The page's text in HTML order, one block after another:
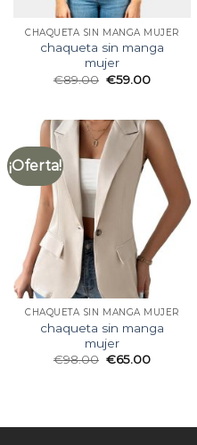
CHAQUETA SIN MANGA MUJER
chaqueta sin manga
mujer
€89.00 €59.00
¡Oferta!
CHAQUETA SIN MANGA MUJER
chaqueta sin manga
mujer
€98.00 €65.00